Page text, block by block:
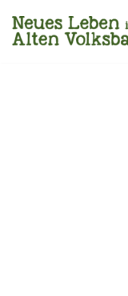
Zum